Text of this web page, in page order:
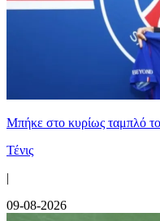
Mπήκε στο κυρίως ταμπλό
Τένις
|
09-08-2026